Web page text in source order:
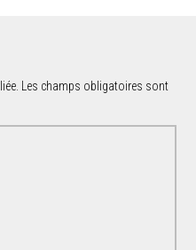
Les champs obligatoires sont